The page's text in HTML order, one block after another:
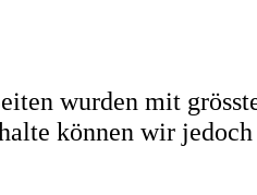
wurden mit
können wir